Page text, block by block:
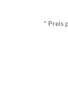
* Preis